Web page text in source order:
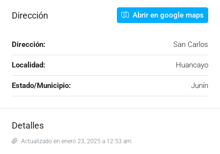
Dirección Abrir en google maps
Dirección: San Carlos
Localidad: Huancayo
Estado/Municipio: Junín
Detalles
Actualizado en enero 23, 2025 a 12:53 am